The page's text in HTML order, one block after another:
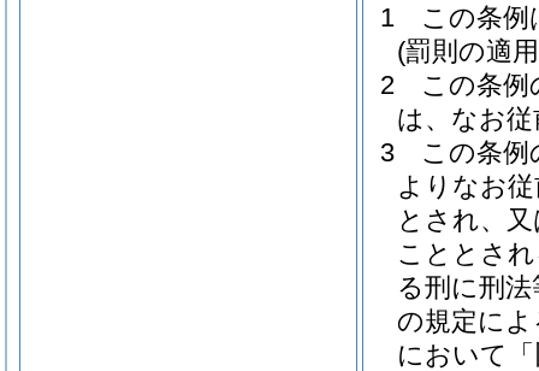
1
この条例
(罰則の適
2
この条
は、なお
3
この条例
よりなお
とされ、
こととさ
る刑に刑
の規定に
において